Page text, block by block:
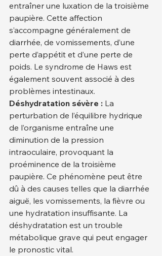
entraîner une luxation de la troisième
paupière. Cette affection
s’accompagne généralement de
diarrhée, de vomissements, d’une
perte d’appétit et d’une perte de
poids. Le syndrome de Haws est
également souvent associé à des
problèmes intestinaux.
Déshydratation sévère : La
perturbation de l’équilibre hydrique
de l’organisme entraîne une
diminution de la pression
intraoculaire, provoquant la
proéminence de la troisième
paupière. Ce phénomène peut être
dû à des causes telles que la diarrhée
aiguë, les vomissements, la fièvre ou
une hydratation insuffisante. La
déshydratation est un trouble
métabolique grave qui peut engager
le pronostic vital.